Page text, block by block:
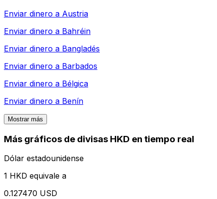
Enviar dinero a Austria
Enviar dinero a Bahréin
Enviar dinero a Bangladés
Enviar dinero a Barbados
Enviar dinero a Bélgica
Enviar dinero a Benín
Mostrar más
Más gráficos de divisas HKD en tiempo real
Dólar estadounidense
1 HKD equivale a
0.127470 USD